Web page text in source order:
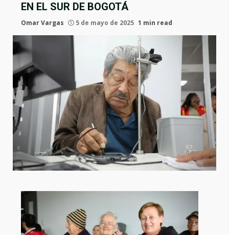
EN EL SUR DE BOGOTÁ
Omar Vargas 5 de mayo de 2025 1 min read